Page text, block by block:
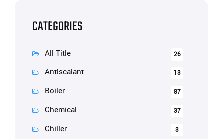
CATEGORIES
All Title 26
Antiscalant 13
Boiler 87
Chemical 37
Chiller 3